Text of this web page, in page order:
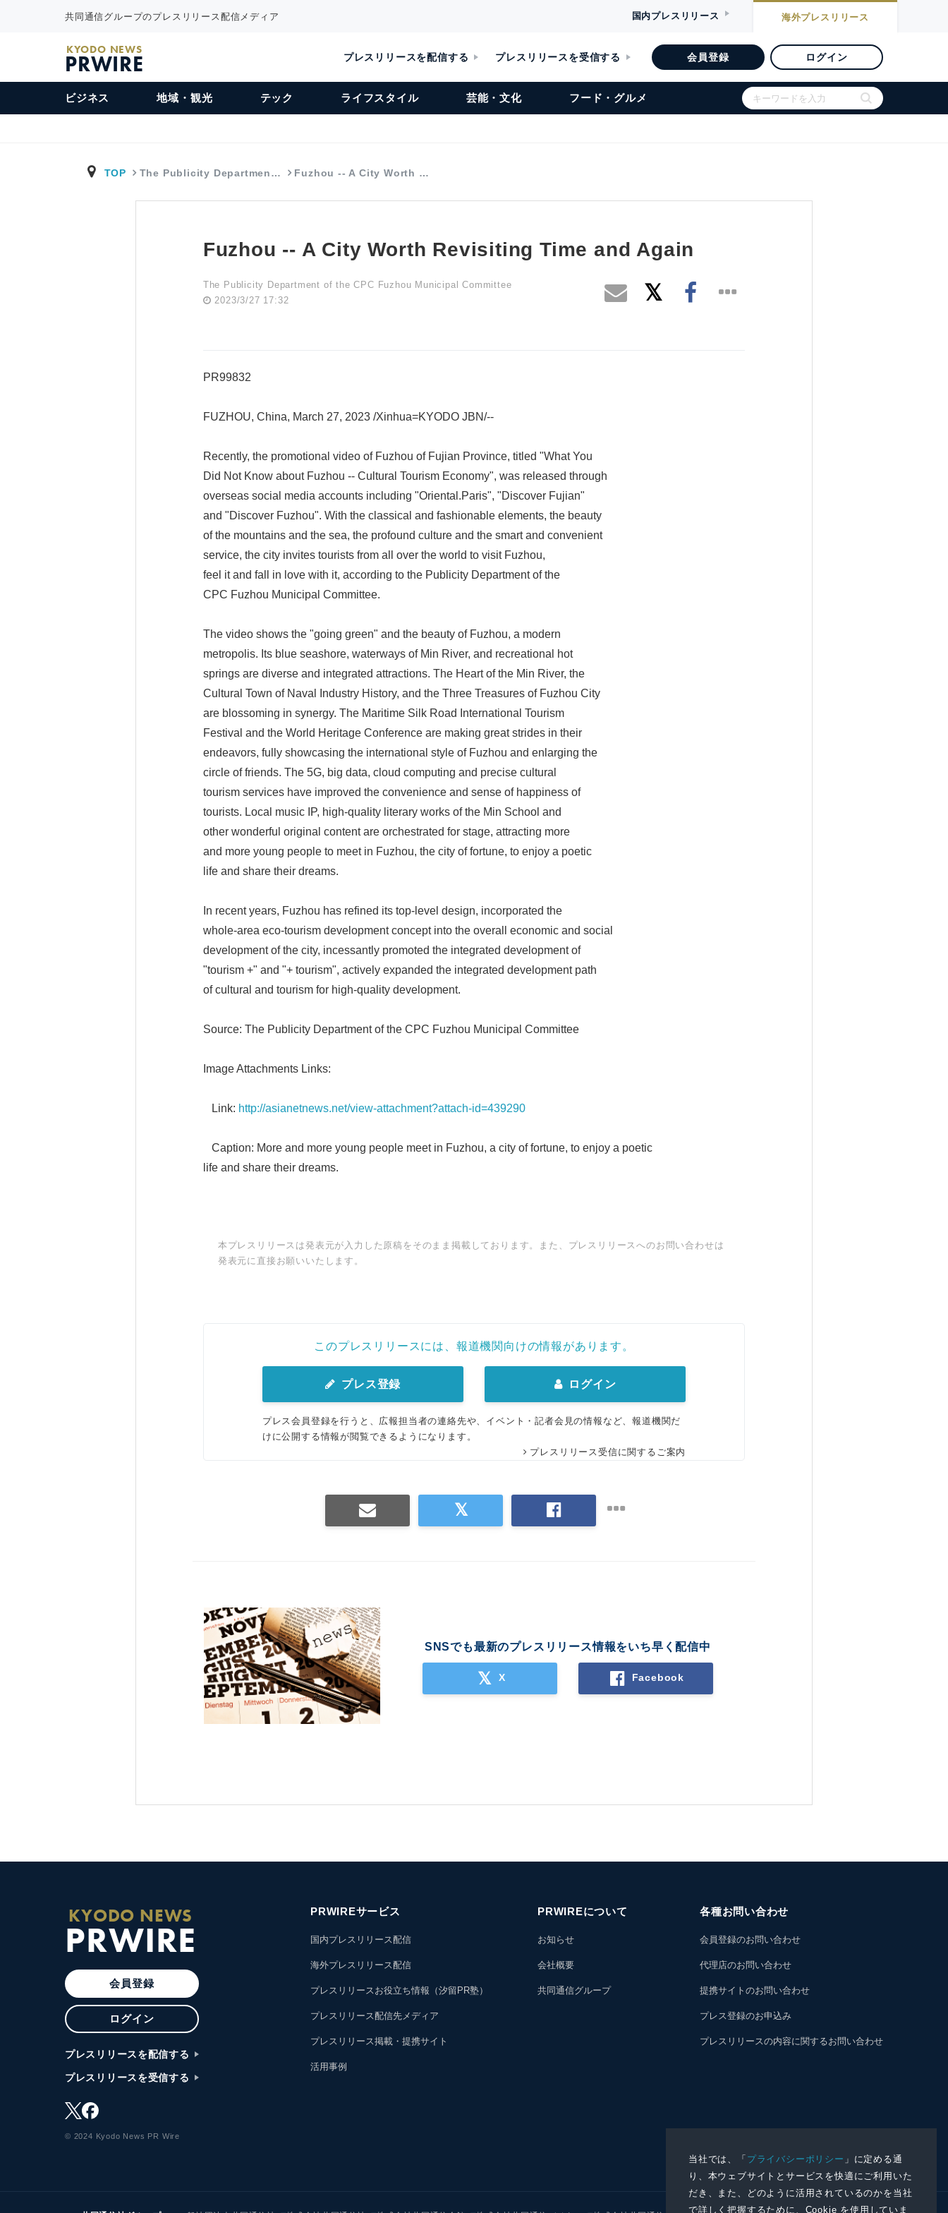
当社では、「 プライバシーポリシー 」に定める通
り、本ウェブサイトとサービスを快適にご利用いた
だき、また、どのように活用されているのかを当社
で詳しく把握するために、Cookie を使用していま
共同通信グループのプレスリリース配信メディア 国内プレスリリース 海外プレスリリース
KYODO NEWS
PRWIRE プレスリリースを配信する プレスリリースを受信する 会員登録 ログイン
ビジネス 地域・観光 テック ライフスタイル 芸能・文化 フード・グルメ
TOP The Publicity Departmen… Fuzhou -- A City Worth …
Fuzhou -- A City Worth Revisiting Time and Again
The Publicity Department of the CPC Fuzhou Municipal Committee
2023/3/27 17:32
PR99832
FUZHOU, China, March 27, 2023 /Xinhua=KYODO JBN/--
Recently, the promotional video of Fuzhou of Fujian Province, titled "What You
Did Not Know about Fuzhou -- Cultural Tourism Economy", was released through
overseas social media accounts including "Oriental.Paris", "Discover Fujian"
and "Discover Fuzhou". With the classical and fashionable elements, the beauty
of the mountains and the sea, the profound culture and the smart and convenient
service, the city invites tourists from all over the world to visit Fuzhou,
feel it and fall in love with it, according to the Publicity Department of the
CPC Fuzhou Municipal Committee.
The video shows the "going green" and the beauty of Fuzhou, a modern
metropolis. Its blue seashore, waterways of Min River, and recreational hot
springs are diverse and integrated attractions. The Heart of the Min River, the
Cultural Town of Naval Industry History, and the Three Treasures of Fuzhou City
are blossoming in synergy. The Maritime Silk Road International Tourism
Festival and the World Heritage Conference are making great strides in their
endeavors, fully showcasing the international style of Fuzhou and enlarging the
circle of friends. The 5G, big data, cloud computing and precise cultural
tourism services have improved the convenience and sense of happiness of
tourists. Local music IP, high-quality literary works of the Min School and
other wonderful original content are orchestrated for stage, attracting more
and more young people to meet in Fuzhou, the city of fortune, to enjoy a poetic
life and share their dreams.
In recent years, Fuzhou has refined its top-level design, incorporated the
whole-area eco-tourism development concept into the overall economic and social
development of the city, incessantly promoted the integrated development of
"tourism +" and "+ tourism", actively expanded the integrated development path
of cultural and tourism for high-quality development.
Source: The Publicity Department of the CPC Fuzhou Municipal Committee
Image Attachments Links:
Link: http://asianetnews.net/view-attachment?attach-id=439290
Caption: More and more young people meet in Fuzhou, a city of fortune, to enjoy a poetic
life and share their dreams.
本プレスリリースは発表元が入力した原稿をそのまま掲載しております。また、プレスリリースへのお問い合わせは
発表元に直接お願いいたします。
このプレスリリースには、報道機関向けの情報があります。
プレス登録 ログイン
プレス会員登録を行うと、広報担当者の連絡先や、イベント・記者会見の情報など、報道機関だ
けに公開する情報が閲覧できるようになります。
プレスリリース受信に関するご案内
SNSでも最新のプレスリリース情報をいち早く配信中
X Facebook
KYODO NEWS
PRWIRE
会員登録
ログイン
プレスリリースを配信する
プレスリリースを受信する
© 2024 Kyodo News PR Wire
PRWIREサービス
国内プレスリリース配信
海外プレスリリース配信
プレスリリースお役立ち情報（汐留PR塾）
プレスリリース配信先メディア
プレスリリース掲載・提携サイト
活用事例
PRWIREについて
お知らせ
会社概要
共同通信グループ
各種お問い合わせ
会員登録のお問い合わせ
代理店のお問い合わせ
提携サイトのお問い合わせ
プレス登録のお申込み
プレスリリースの内容に関するお問い合わせ